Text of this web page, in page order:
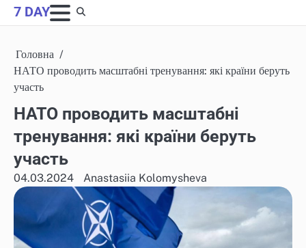
Skip
to
7 DAY
Головна
НАТО проводить масштабні тренування: які країни беруть
участь
НАТО проводить масштабні
тренування: які країни беруть
участь
04.03.2024 Anastasiia Kolomysheva